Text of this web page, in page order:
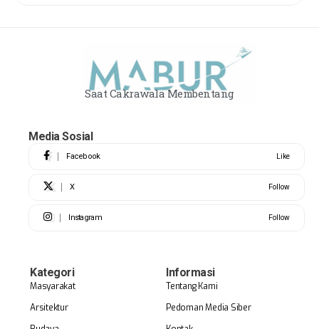
Saat Cakrawala Membentang
Media Sosial
Facebook Like
X Follow
Instagram Follow
Kategori
Masyarakat
Arsitektur
Informasi
Tentang Kami
Pedoman Media Siber